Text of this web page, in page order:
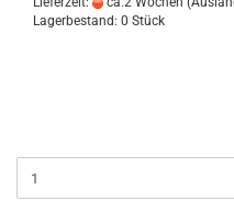
Lagerbestand: 0 Stück